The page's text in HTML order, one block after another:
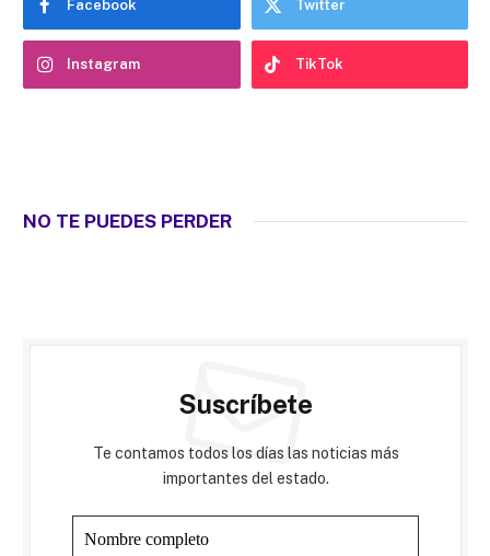
Facebook Twitter
Instagram TikTok
NO TE PUEDES PERDER
Suscríbete
Te contamos todos los días las noticias más
importantes del estado.